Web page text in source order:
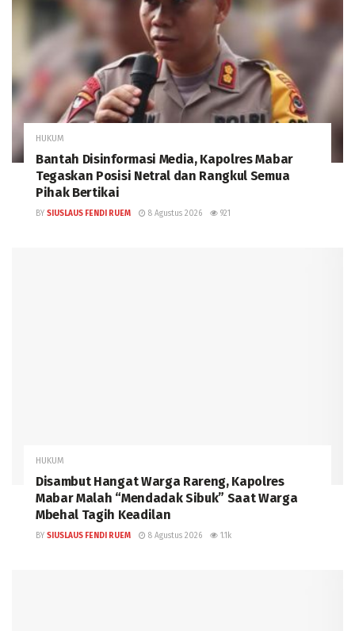
HUKUM
Bantah Disinformasi Media, Kapolres Mabar
Tegaskan Posisi Netral dan Rangkul Semua
Pihak Bertikai
BY SIUSLAUS FENDI RUEM 8 Agustus 2026 921
HUKUM
Disambut Hangat Warga Rareng, Kapolres
Mabar Malah “Mendadak Sibuk” Saat Warga
Mbehal Tagih Keadilan
BY SIUSLAUS FENDI RUEM 8 Agustus 2026 1.1k